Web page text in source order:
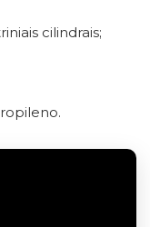
cilindrais;